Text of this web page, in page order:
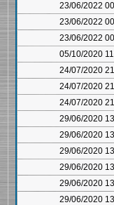
23/06/2022
23/06/2022
23/06/2022
05/10/2020
24/07/2020
24/07/2020
24/07/2020
29/06/2020
29/06/2020
29/06/2020
29/06/2020
29/06/2020
29/06/2020